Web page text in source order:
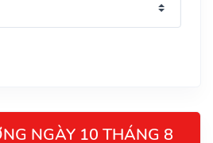
NGÀY 10 THÁNG 8